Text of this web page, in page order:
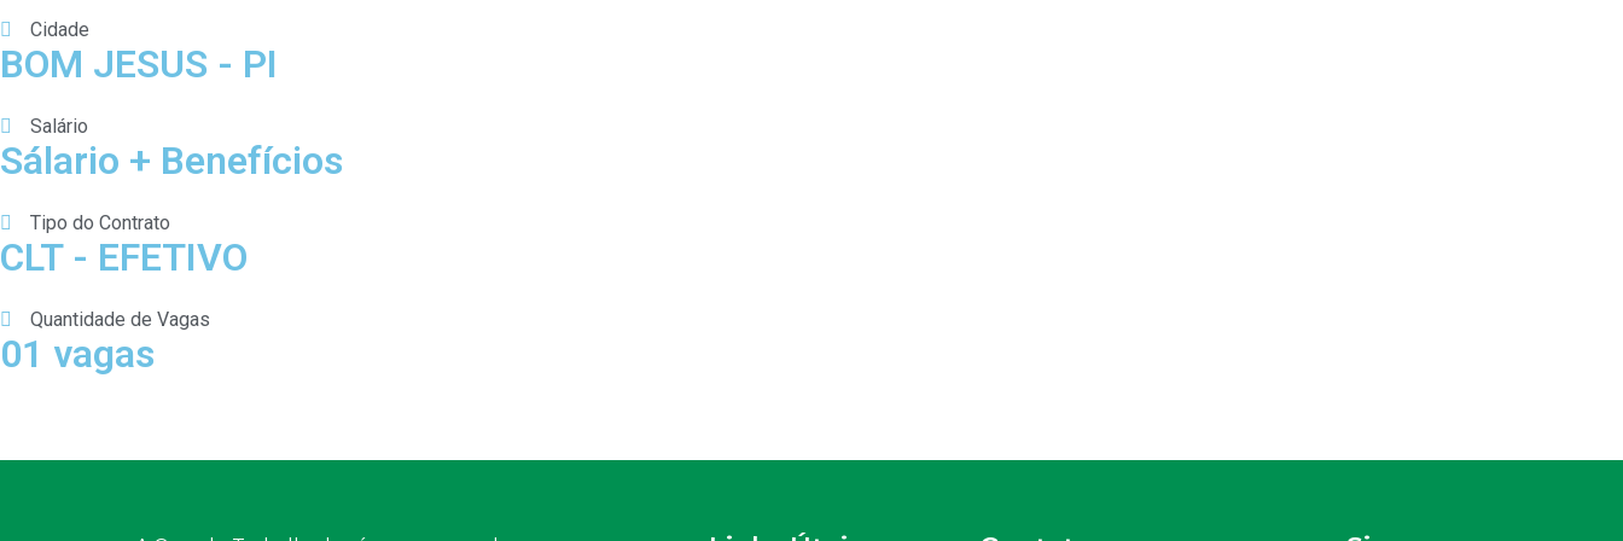
Cidade
BOM JESUS - PI
Salário
Sálario + Benefícios
Tipo do Contrato
CLT - EFETIVO
Quantidade de Vagas
01 vagas